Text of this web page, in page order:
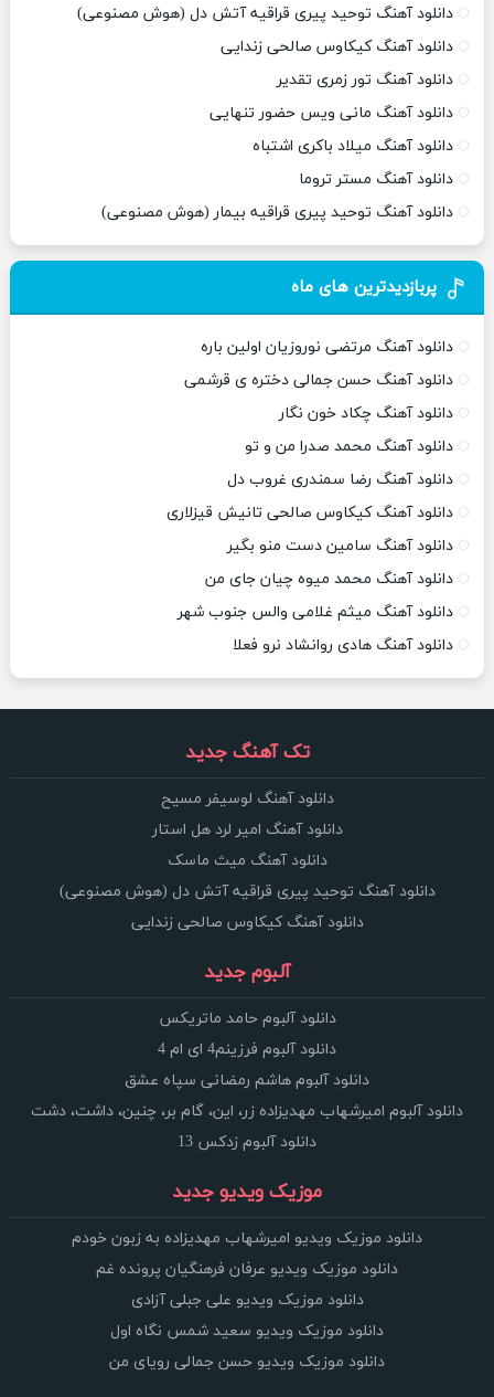
دانلود آهنگ توحید پیری قراقیه آتش دل (هوش مصنوعی)
دانلود آهنگ کیکاوس صالحی زندایی
دانلود آهنگ تور زمری تقدیر
دانلود آهنگ مانی ویس حضور تنهایی
دانلود آهنگ میلاد باکری اشتباه
دانلود آهنگ مستر تروما
دانلود آهنگ توحید پیری قراقیه بیمار (هوش مصنوعی)
پربازدیدترین های ماه
دانلود آهنگ مرتضی نوروزیان اولین باره
دانلود آهنگ حسن جمالی دختره ی قرشمی
دانلود آهنگ چکاد خون نگار
دانلود آهنگ محمد صدرا من و تو
دانلود آهنگ رضا سمندری غروب دل
دانلود آهنگ کیکاوس صالحی تانیش قیزلاری
دانلود آهنگ سامین دست منو بگیر
دانلود آهنگ محمد میوه چیان جای من
دانلود آهنگ میثم غلامی والس جنوب شهر
دانلود آهنگ هادی روانشاد نرو فعلا
تک آهنگ جدید
دانلود آهنگ لوسیفر مسیح
دانلود آهنگ امیر لرد هل استار
دانلود آهنگ میث ماسک
دانلود آهنگ توحید پیری قراقیه آتش دل (هوش مصنوعی)
دانلود آهنگ کیکاوس صالحی زندایی
آلبوم جدید
دانلود آلبوم حامد ماتریکس
دانلود آلبوم فرزینم4 ای ام 4
دانلود آلبوم هاشم رمضانی سپاه عشق
دانلود آلبوم امیرشهاب مهدیزاده زر، این، گام بر، چنین، داشت، دشت
دانلود آلبوم زدکس 13
موزیک ویدیو جدید
دانلود موزیک ویدیو امیرشهاب مهدیزاده به زبون خودم
دانلود موزیک ویدیو عرفان فرهنگیان پرونده غم
دانلود موزیک ویدیو علی جبلی آزادی
دانلود موزیک ویدیو سعید شمس نگاه اول
دانلود موزیک ویدیو حسن جمالی رویای من